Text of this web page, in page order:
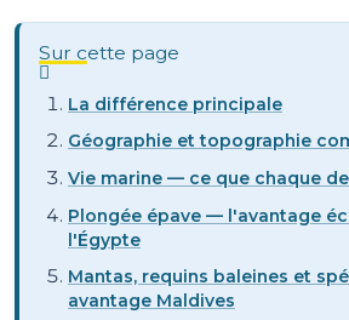
Sur cette page
La différence principale
Géographie et topographie
Vie marine — ce que chaque
Plongée épave — l'avantage
l'Égypte
Mantas, requins baleines et
avantage Maldives